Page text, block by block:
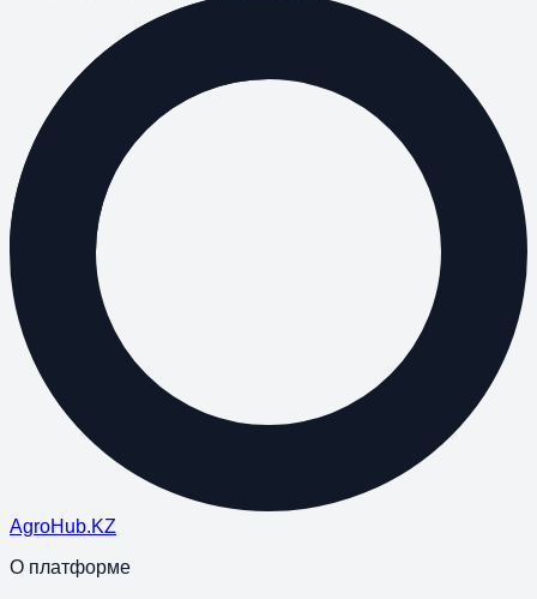
AgroHub.KZ
О платформе